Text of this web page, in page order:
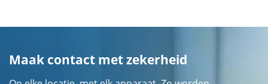
Maak contact met zekerheid